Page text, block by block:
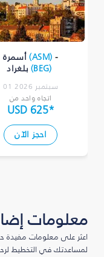
أسمرة (ASM) -
بلغراد (BEG)
01 سبتمبر 2026
اتجاه واحد من
USD 625*
احجز الآن
معلومات
اعثر على معلومات مفيدة
لمساعدتك في التخطيط